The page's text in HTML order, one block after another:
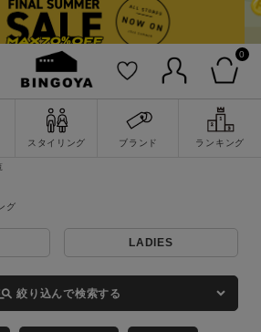
0
スタイリング ブランド ランキング
詳細検索
LADIES
絞り込んで検索する